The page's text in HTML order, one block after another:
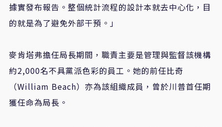
據實發布報告。整個統計流程的設計本就去中心化，目
的就是為了避免外部干預。」
麥肯塔弗擔任局長期間，職責主要是管理與監督該機構
約2,000名不具黨派色彩的員工。她的前任比奇
（William Beach）亦為該組織成員，曾於川普首任期
獲任命為局長。